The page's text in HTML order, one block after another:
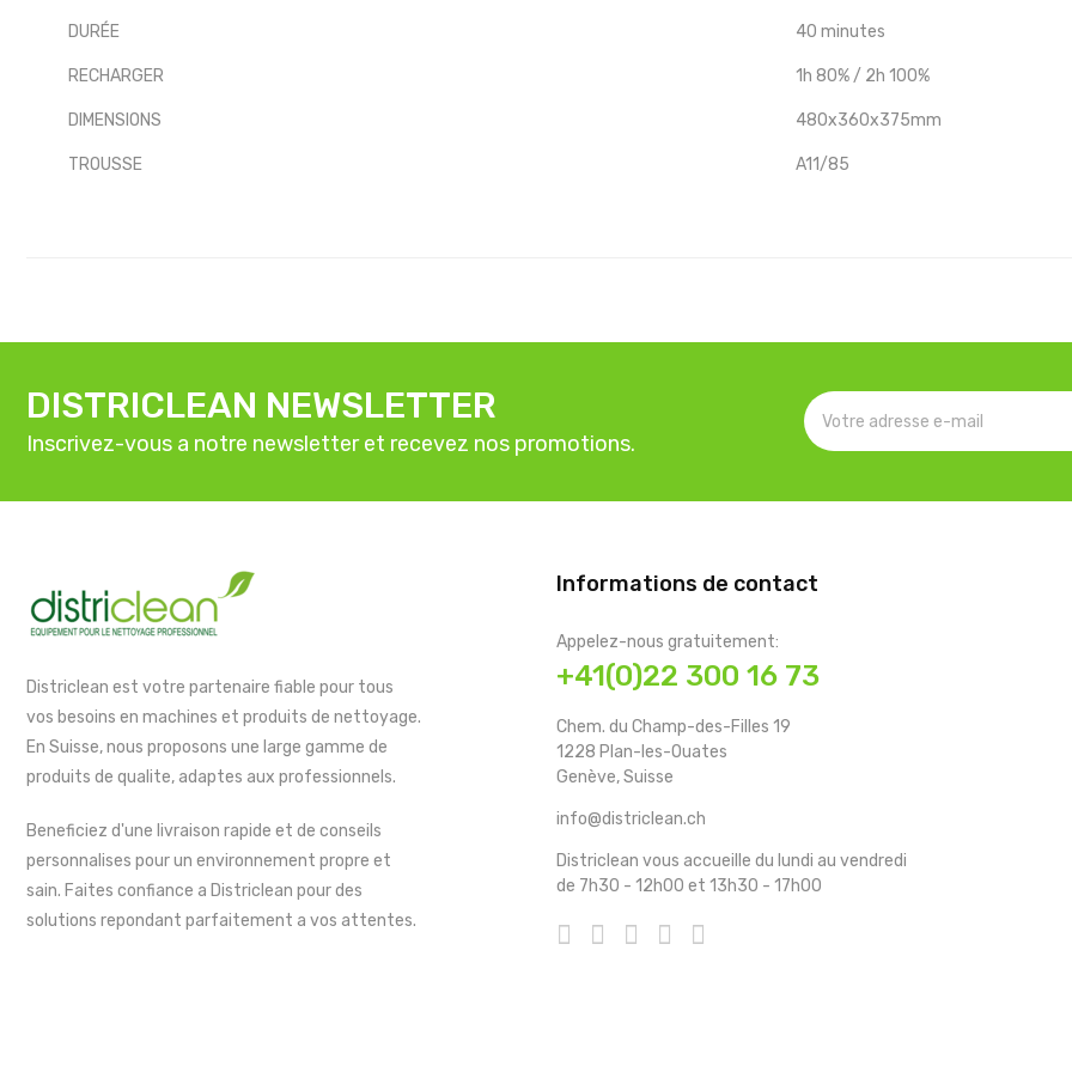
DURÉE 40 minutes
RECHARGER 1h 80% / 2h 100%
DIMENSIONS 480x360x375mm
TROUSSE A11/85
DISTRICLEAN NEWSLETTER
Inscrivez-vous a notre newsletter et recevez nos promotions.
Districlean est votre partenaire fiable pour tous
vos besoins en machines et produits de nettoyage.
En Suisse, nous proposons une large gamme de
produits de qualite, adaptes aux professionnels.
Beneficiez d'une livraison rapide et de conseils
personnalises pour un environnement propre et
sain. Faites confiance a Districlean pour des
solutions repondant parfaitement a vos attentes.
Informations de contact
Appelez-nous gratuitement:
+41(0)22 300 16 73
Chem. du Champ-des-Filles 19
1228 Plan-les-Ouates
Genève, Suisse
info@districlean.ch
Districlean vous accueille du lundi au vendredi
de 7h30 - 12h00 et 13h30 - 17h00